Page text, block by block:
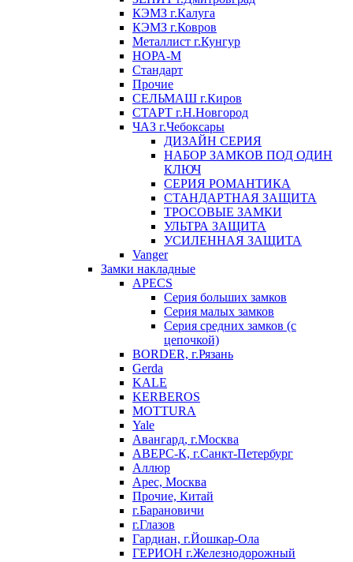
КЭМЗ г.Калуга
КЭМЗ г.Ковров
Металлист г.Кунгур
НОРА-М
Стандарт
Прочие
СЕЛЬМАШ г.Киров
СТАРТ г.Н.Новгород
ЧАЗ г.Чебоксары
ДИЗАЙН СЕРИЯ
НАБОР ЗАМКОВ ПОД ОДИН
КЛЮЧ
СЕРИЯ РОМАНТИКА
СТАНДАРТНАЯ ЗАЩИТА
ТРОСОВЫЕ ЗАМКИ
УЛЬТРА ЗАЩИТА
УСИЛЕННАЯ ЗАЩИТА
Vanger
Замки накладные
APECS
Серия больших замков
Серия малых замков
Серия средних замков (с
цепочкой)
BORDER, г.Рязань
Gerda
KALE
KERBEROS
MOTTURA
Yale
Авангард, г.Москва
АВЕРС-К, г.Санкт-Петербург
Аллюр
Арес, Москва
Прочие, Китай
г.Барановичи
г.Глазов
Гардиан, г.Йошкар-Ола
ГЕРИОН г.Железнодорожный